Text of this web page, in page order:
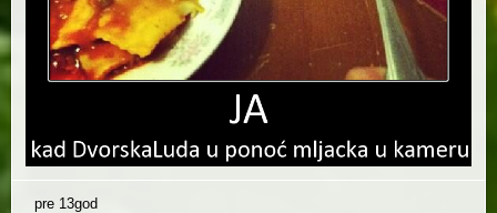
pre 13god